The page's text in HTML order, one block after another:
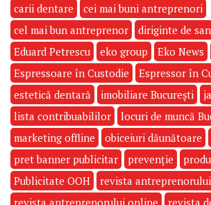
carii dentare
cei mai buni antreprenori
cel mai bun antreprenor
diriginte de
Eduard Petrescu
eko group Eko News
Espressoare în Custodie
Espressor în
estetică dentară
imobiliare București
lista contribuabililor
locuri de muncă
marketing offline
obiceiuri dăunătoare
pret banner publicitar
prevenție
Publicitate OOH
revista antreprenorului
revista antreprenorului online
revista